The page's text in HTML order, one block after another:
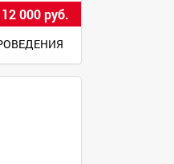
12 000 руб.